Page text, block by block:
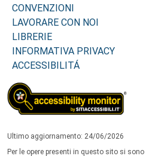
CONVENZIONI
LAVORARE CON NOI
LIBRERIE
INFORMATIVA PRIVACY
ACCESSIBILITÁ
Ultimo aggiornamento: 24/06/2026
Per le opere presenti in questo sito si